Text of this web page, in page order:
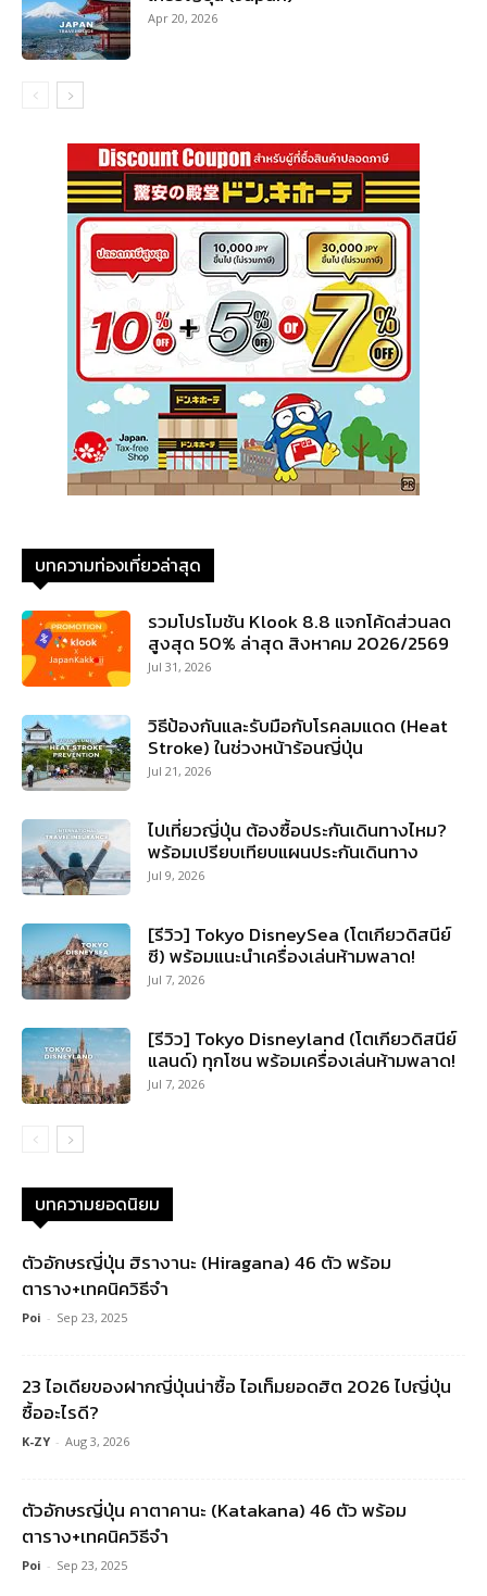
Apr 20, 2026
บทความท่องเที่ยวล่าสุด
รวมโปรโมชัน Klook 8.8 แจกโค้ดส่วนลด
สูงสุด 50% ล่าสุด สิงหาคม 2026/2569
Jul 31, 2026
วิธีป้องกันและรับมือกับโรคลมแดด (Heat
Stroke) ในช่วงหน้าร้อนญี่ปุ่น
Jul 21, 2026
ไปเที่ยวญี่ปุ่น ต้องซื้อประกันเดินทางไหม?
พร้อมเปรียบเทียบแผนประกันเดินทาง
Jul 9, 2026
[รีวิว] Tokyo DisneySea (โตเกียวดิสนีย์
ซี) พร้อมแนะนำเครื่องเล่นห้ามพลาด!
Jul 7, 2026
[รีวิว] Tokyo Disneyland (โตเกียวดิสนีย์
แลนด์) ทุกโซน พร้อมเครื่องเล่นห้ามพลาด!
Jul 7, 2026
บทความยอดนิยม
ตัวอักษรญี่ปุ่น ฮิรางานะ (Hiragana) 46 ตัว พร้อม
ตาราง+เทคนิควิธีจำ
Poi - Sep 23, 2025
23 ไอเดียของฝากญี่ปุ่นน่าซื้อ ไอเท็มยอดฮิต 2026 ไปญี่ปุ่น
ซื้ออะไรดี?
K-ZY - Aug 3, 2026
ตัวอักษรญี่ปุ่น คาตาคานะ (Katakana) 46 ตัว พร้อม
ตาราง+เทคนิควิธีจำ
Poi - Sep 23, 2025